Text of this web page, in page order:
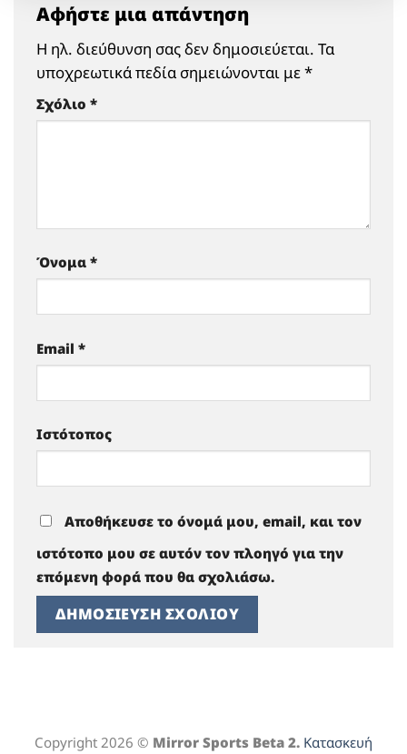
Αφήστε μια απάντηση
Η ηλ. διεύθυνση σας δεν δημοσιεύεται. Τα
υποχρεωτικά πεδία σημειώνονται με*
Σχόλιο *
Όνομα *
Email *
Ιστότοπος
Αποθήκευσε το όνομά μου, email, και τον
ιστότοπο μου σε αυτόν τον πλοηγό για την
επόμενη φορά που θα σχολιάσω.
Copyright 2026 © Mirror Sports Beta 2. Κατασκευή